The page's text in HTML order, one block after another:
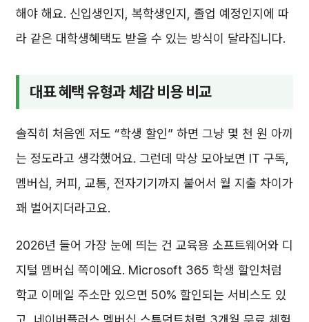
해야 해요. 신입생인지, 복학생인지, 졸업 예정인지에 따
라 같은 대학생혜택도 받을 수 있는 방식이 달라집니다.
대표 혜택 유형과 체감 비용 비교
솔직히 처음엔 저도 “학생 할인” 하면 그냥 몇 천 원 아끼
는 정도라고 생각했어요. 그런데 막상 모아보면 IT 구독,
멤버십, 커피, 교통, 전자기기까지 붙어서 월 지출 차이가
꽤 벌어지더라고요.
2026년 들어 가장 눈에 띄는 건 교육용 소프트웨어와 디
지털 멤버십 쪽이에요. Microsoft 365 학생 할인처럼
학교 이메일 주소만 있으면 50% 할인되는 서비스도 있